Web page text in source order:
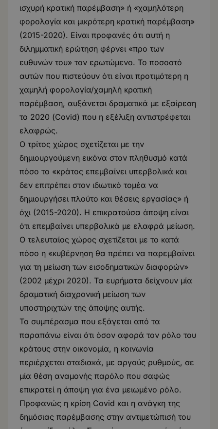
ισχυρή κρατική παρέμβαση» ή «χαμηλότερη
φορολογία και μικρότερη κρατική παρέμβαση»
(2015-2020). Είναι προφανές ότι αυτή η
διλημματική ερώτηση φέρνει «προ των
ευθυνών του» τον ερωτώμενο. Το ποσοστό
αυτών που πιστεύουν ότι είναι προτιμότερη η
χαμηλή φορολογία/χαμηλή κρατική
παρέμβαση, αυξάνεται δραματικά με εξαίρεση
το 2020 (Covid) που η εξέλιξη αντιστρέφεται
ελαφρώς.
Ο τρίτος χώρος σχετίζεται με την
δημιουργούμενη εικόνα στον πληθυσμό κατά
πόσο το «κράτος επεμβαίνει υπερβολικά και
δεν επιτρέπει στον ιδιωτικό τομέα να
δημιουργήσει πλούτο και θέσεις εργασίας» ή
όχι (2015-2020). Η επικρατούσα άποψη είναι
ότι επεμβαίνει υπερβολικά με ελαφρά μείωση.
Ο τελευταίος χώρος σχετίζεται με το κατά
πόσο η «κυβέρνηση θα πρέπει να παρεμβαίνει
για τη μείωση των εισοδηματικών διαφορών»
(2002 μέχρι 2020). Τα ευρήματα δείχνουν μία
δραματική διαχρονική μείωση των
υποστηριχτών της άποψης αυτής.
Το συμπέρασμα που εξάγεται από τα
παραπάνω είναι ότι όσον αφορά τον ρόλο του
κράτους στην οικονομία, η κοινωνία
περιέρχεται σταδιακά, με αργούς ρυθμούς, σε
μία θέση αναμονής παρόλο που σαφώς
επικρατεί η άποψη για ένα μειωμένο ρόλο.
Προφανώς η κρίση Covid και η ανάγκη της
δημόσιας παρέμβασης στην αντιμετώπισή του